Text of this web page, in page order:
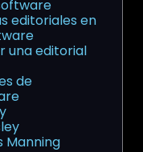
editoriales en
una editorial
de
Manning